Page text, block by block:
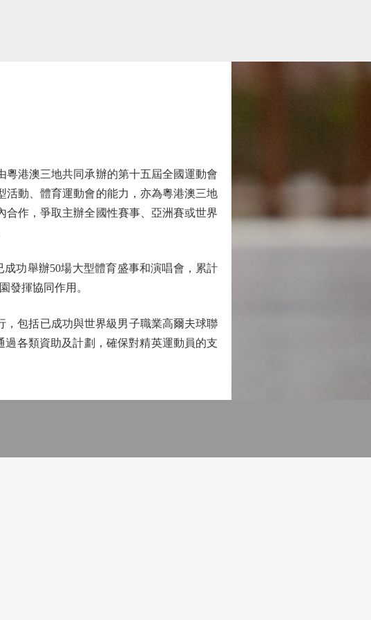
港澳三地共同承辦的第十五屆全國運動會
動、體育運動會的能力，亦為粵港澳三地
作，爭取主辦全國性賽事、亞洲賽或世界
功舉辦50場大型體育盛事和演唱會，累計
發揮協同作用。
包括已成功與世界級男子職業高爾夫球聯
各類資助及計劃，確保對精英運動員的支